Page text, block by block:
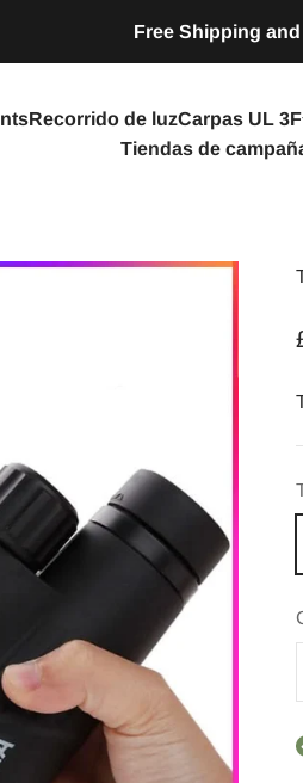
Free Shipping
Recorrido de luzCarpas UL 3F
Tiendas de